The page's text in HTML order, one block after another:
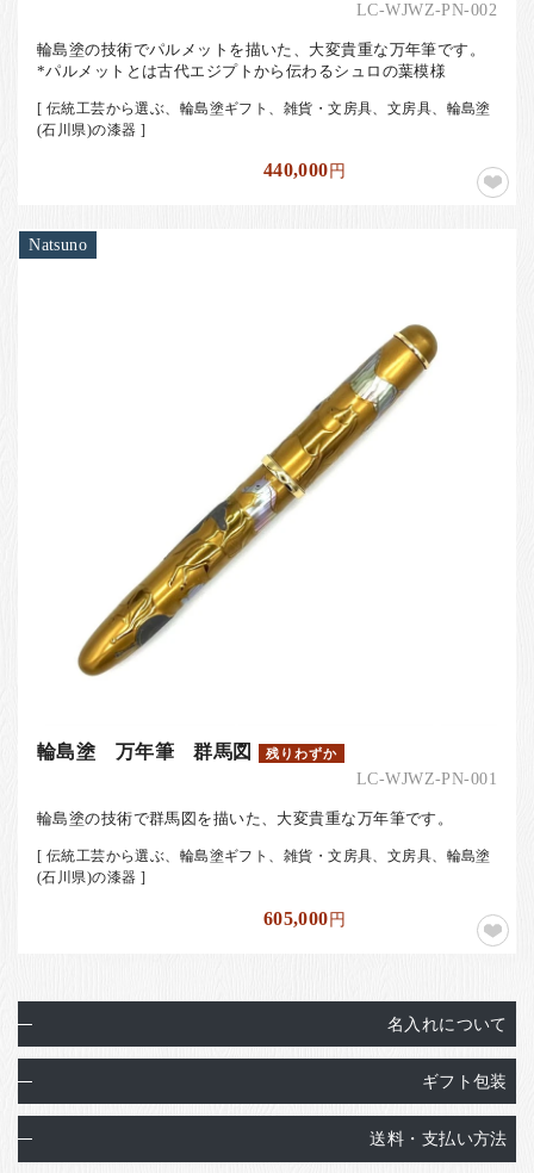
LC-WJWZ-PN-002
輪島塗の技術でパルメットを描いた、大変貴重な万年筆です。
*パルメットとは古代エジプトから伝わるシュロの葉模様
[ 伝統工芸から選ぶ、輪島塗ギフト、雑貨・文房具、文房具、輪島塗
(石川県)の漆器 ]
440,000円
Natsuno
輪島塗 万年筆 群馬図 残りわずか
LC-WJWZ-PN-001
輪島塗の技術で群馬図を描いた、大変貴重な万年筆です。
[ 伝統工芸から選ぶ、輪島塗ギフト、雑貨・文房具、文房具、輪島塗
(石川県)の漆器 ]
605,000円
名入れについて
ギフト包装
送料・支払い方法